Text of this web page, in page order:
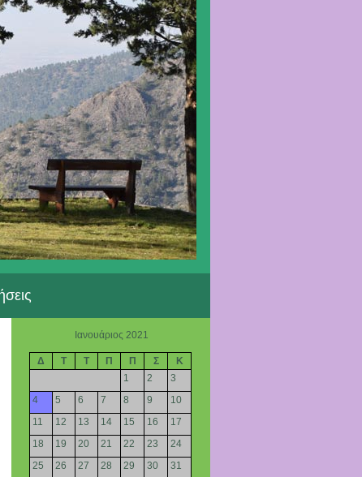
Ιανουάριος 2021
Δ Τ Τ Π Π Σ
Κ
1
2
3
4
5 6 7 8 9
10
11
12 13 14 15 16
17
18
19 20 21 22 23
24
25
26 27 28 29 30 31